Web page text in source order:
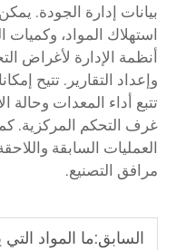
بيانات إدارة الجودة.
استهلاك المواد، وكميات
أنظمة الإدارة لأغراض
وإعداد التقارير. تتيح
تتبع أداء المعدات وحالة
غرف التحكم المركزية.
العمليات السابقة
مرافق التصنيع.
السابق:ما المواد التي يمكن لطابعة